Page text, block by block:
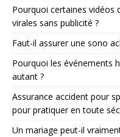
Pourquoi certaines vidéos
virales sans publicité ?
Faut-il assurer une sono
Pourquoi les événements
autant ?
Assurance accident pour
pour pratiquer en toute
Un mariage peut-il